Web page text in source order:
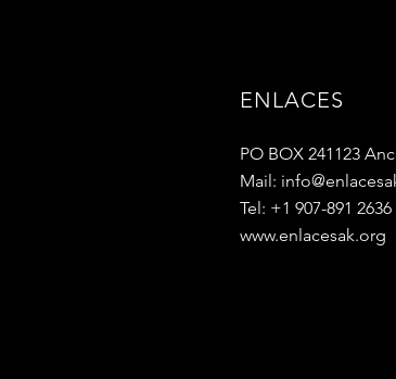
ENLACES
PO BOX 241123
Mail:
Tel: +1 907-891 2636
www.enlacesak.org